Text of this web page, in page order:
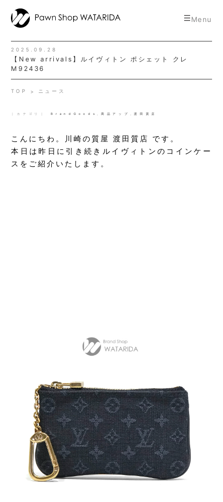
toggle
Menu
2025.09.28
【New arrivals】ルイヴィトン ポシェット クレ
M92436
TOP ニュース
｜カテゴリ｜ BrandGoods ,商品アップ ,渡田質店
こんにちわ。川崎の質屋 渡田質店 です。
本日は昨日に引き続きルイヴィトンのコインケー
スをご紹介いたします。